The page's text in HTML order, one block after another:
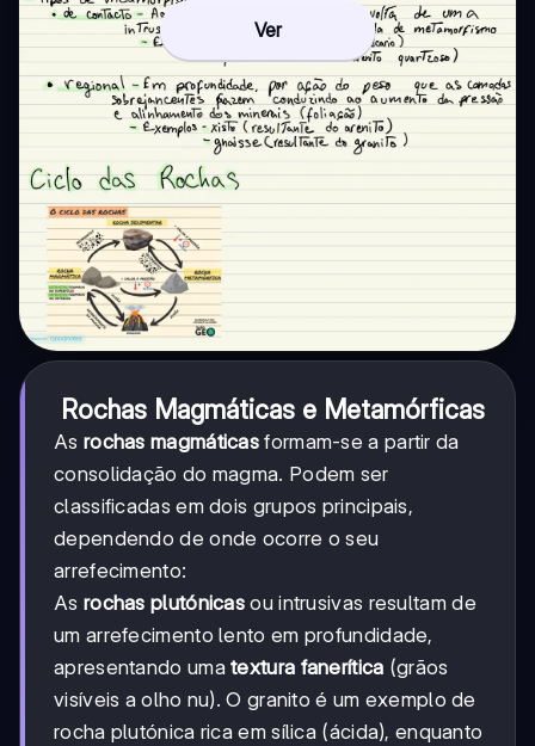
Ver
Rochas Magmáticas e Metamórficas
As rochas magmáticas formam-se a partir da
consolidação do magma. Podem ser
classificadas em dois grupos principais,
dependendo de onde ocorre o seu
arrefecimento:
As rochas plutónicas ou intrusivas resultam de
um arrefecimento lento em profundidade,
apresentando umatextura fanerítica (grãos
visíveis a olho nu). O granito é um exemplo de
rocha plutónica rica em sílica (ácida), enquanto